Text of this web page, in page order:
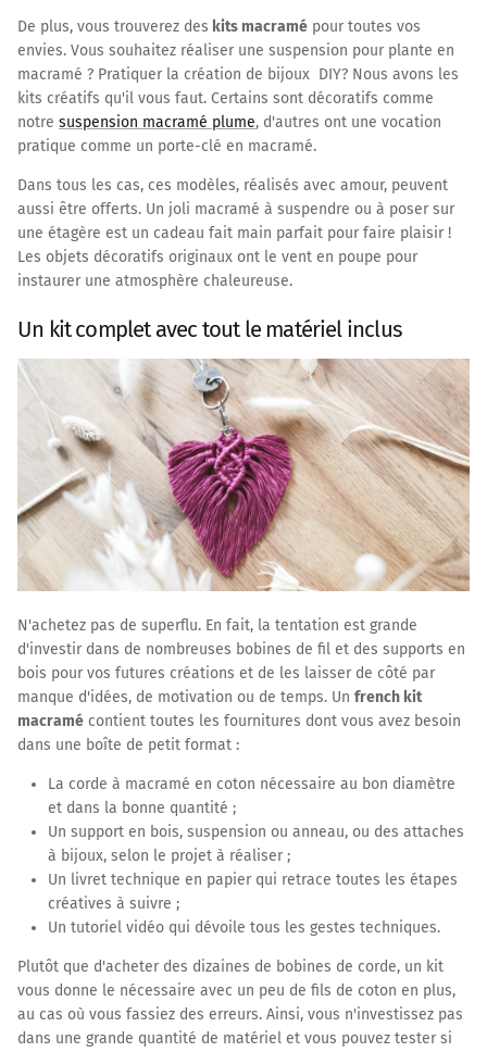
De plus, vous trouverez des kits macramé pour toutes vos
envies. Vous souhaitez réaliser une suspension pour plante en
macramé ? Pratiquer la création de bijoux DIY? Nous avons les
kits créatifs qu'il vous faut. Certains sont décoratifs comme
notre suspension macramé plume, d'autres ont une vocation
pratique comme un porte-clé en macramé.
Dans tous les cas, ces modèles, réalisés avec amour, peuvent
aussi être offerts. Un joli macramé à suspendre ou à poser sur
une étagère est un cadeau fait main parfait pour faire plaisir !
Les objets décoratifs originaux ont le vent en poupe pour
instaurer une atmosphère chaleureuse.
Un kit complet avec tout le matériel inclus
N'achetez pas de superflu. En fait, la tentation est grande
d'investir dans de nombreuses bobines de fil et des supports en
bois pour vos futures créations et de les laisser de côté par
manque d'idées, de motivation ou de temps. Un french kit
macramé contient toutes les fournitures dont vous avez besoin
dans une boîte de petit format :
La corde à macramé en coton nécessaire au bon diamètre
et dans la bonne quantité ;
Un support en bois, suspension ou anneau, ou des attaches
à bijoux, selon le projet à réaliser ;
Un livret technique en papier qui retrace toutes les étapes
créatives à suivre ;
Un tutoriel vidéo qui dévoile tous les gestes techniques.
Plutôt que d'acheter des dizaines de bobines de corde, un kit
vous donne le nécessaire avec un peu de fils de coton en plus,
au cas où vous fassiez des erreurs. Ainsi, vous n'investissez pas
dans une grande quantité de matériel et vous pouvez tester si